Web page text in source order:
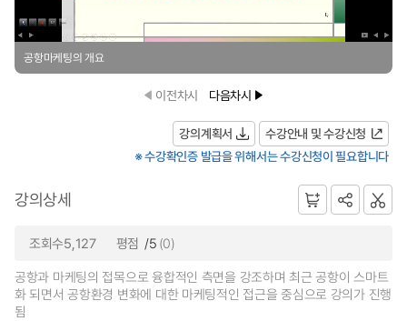
공항마케팅의 개요
이전차시 다음차시
강의계획서
수강안내 및 수강신청
※ 수강확인증 발급을 위해서는 수강신청이 필요합니다
강의상세
조회수5,127 평점 /5 (0)
공항과 마케팅의 접목으로 융합적인 측면을 강조하며 최근 공항이 스마트
화 되면서 공항환경 변화에 대한 마케팅적인 접근을 중심으로 강의가 진행
됨